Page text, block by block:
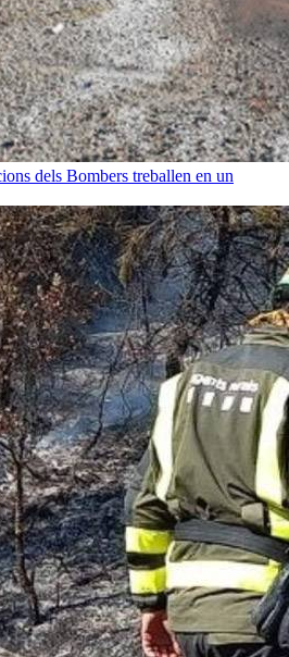
dels Bombers treballen en un